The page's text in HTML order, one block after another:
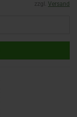
zzgl. Versand